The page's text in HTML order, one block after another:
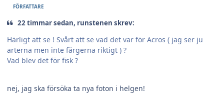
FÖRFATTARE
22 timmar sedan, runstenen skrev:
Härligt att se ! Svårt att se vad det var för Acros ( jag ser ju
arterna men inte färgerna riktigt ) ?
Vad blev det för fisk ?
nej, jag ska försöka ta nya foton i helgen!